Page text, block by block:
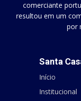
comerciante
resultou em um
por
Santa
Início
Institucional